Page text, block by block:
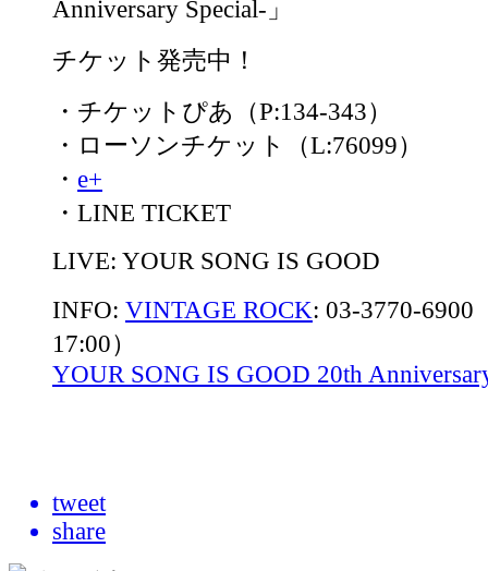
Anniversary Special-」
チケット発売中！
・チケットぴあ（P:134-343）
・ローソンチケット（L:76099）
・ e+
・LINE TICKET
LIVE: YOUR SONG IS GOOD
INFO: VINTAGE ROCK: 03-3770-6900
17:00）
YOUR SONG IS GOOD 20th
tweet
share